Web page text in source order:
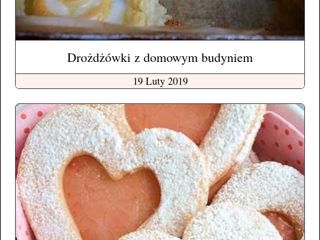
Drożdżówki z domowym budyniem
19 Luty 2019